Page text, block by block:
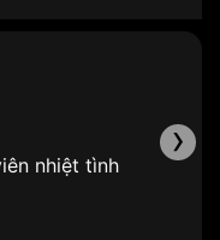
nhiệt tình
›